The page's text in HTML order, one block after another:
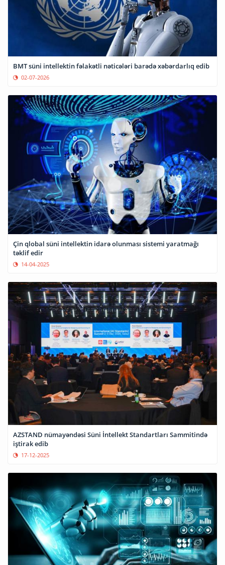
BMT süni intellektin fəlakətli nəticələri barədə xəbərdarlıq edib
02-07-2026
Çin qlobal süni intellektin idarə olunması sistemi yaratmağı
təklif edir
14-04-2025
AZSTAND nümayəndəsi Süni İntellekt Standartları Sammitində
iştirak edib
17-12-2025